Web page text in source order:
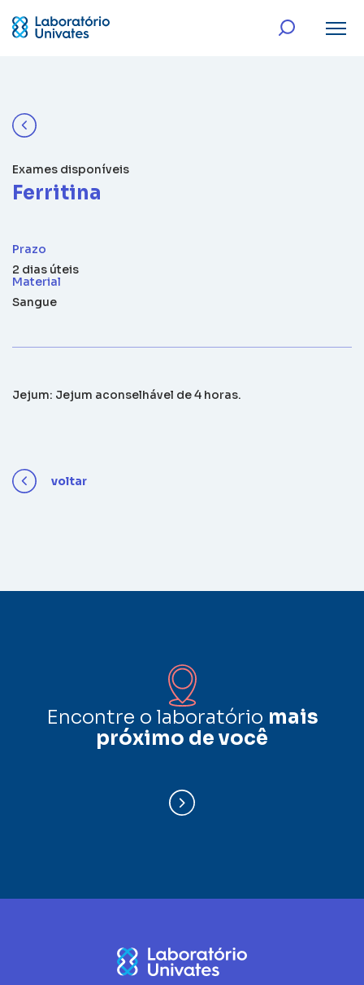
Exames disponíveis
Ferritina
Prazo
2 dias úteis
Material
Sangue
Jejum: Jejum aconselhável de 4 horas.
voltar
Encontre o laboratório mais
próximo de você